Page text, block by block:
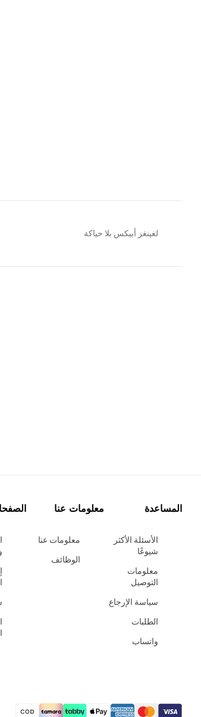
لغينغز أبيكس بلا حياكة
المساعدة
الأسئلة الأكثر
شيوعًا
معلومات
التوصيل
سياسة الإرجاع
الطلبات
واتساب
معلومات عنا
معلومات عنا
الوظائف